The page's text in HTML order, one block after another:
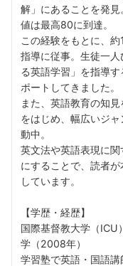
解」にあることを発
値は最高80に到達。
この経験をもとに、
指導に従事。生徒一
る英語学習」を指導
ポートしてきました。
また、英語教育の知
をはじめ、幅広いジ
動中。
英文法や英語表現に
にすることで、読者
しています。
【学歴・経歴】
国際基督教大学（ICU
学（2008年）
学習塾で英語・国語